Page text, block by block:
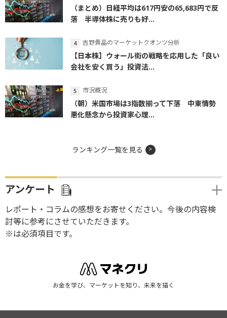
（まとめ）日経平均は617円安の65,683円で反
落 半導体株に売りも好...
吉野貴晶のマーケットクオンツ分析
【日本株】ウォール街の戦略を応用した「良い
会社を安く買う」投資法...
市況概況
（朝）米国市場は3指数揃って下落 中東情勢
悪化懸念から投資家心理...
ランキング一覧を見る
アンケート
レポート・コラムの感想をお寄せください。今後の内容検
討等に参考にさせていただきます。
※は必須項目です。
お金を学び、マーケットを知り、未来を描く